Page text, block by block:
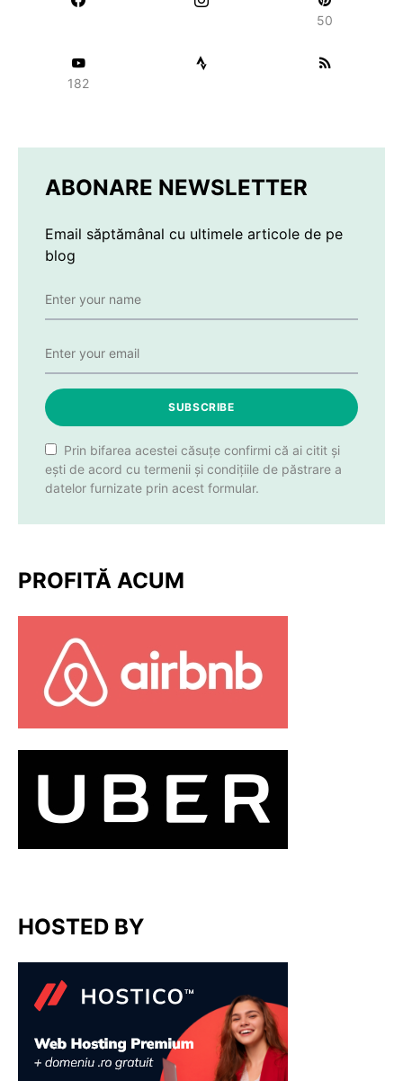
50
182
ABONARE NEWSLETTER
Email săptămânal cu ultimele articole de pe
blog
SUBSCRIBE
Prin bifarea acestei căsuțe confirmi că ai citit și
ești de acord cu termenii și condițiile de păstrare a
datelor furnizate prin acest formular.
PROFITĂ ACUM
HOSTED BY